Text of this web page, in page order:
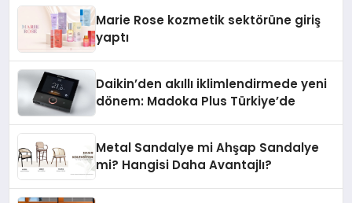
Marie Rose kozmetik sektörüne giriş
yaptı
Daikin’den akıllı iklimlendirmede yeni
dönem: Madoka Plus Türkiye’de
Metal Sandalye mi Ahşap Sandalye
mi? Hangisi Daha Avantajlı?